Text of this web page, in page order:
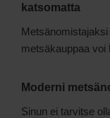
katsomatta
metsäkauppaa voi
Moderni
Sinun ei tarvitse